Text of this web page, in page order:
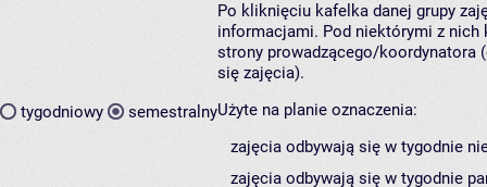
tygodniowy semestralny
Po kliknięciu kafelka danej grupy
informacjami. Pod niektórymi z nich
strony prowadzącego/koordynatora
się zajęcia).
Użyte na planie oznaczenia:
zajęcia odbywają się w tygodnie
zajęcia odbywają się w tygodnie